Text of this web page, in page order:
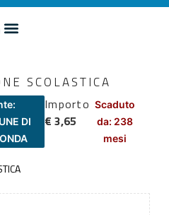
SCOLASTICA
DI
Importo
€ 3,65
Scaduto
da: 238
mesi